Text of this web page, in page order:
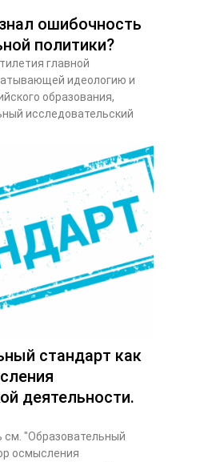
ошибочность
политики?
главной
идеологию и
образования,
исследовательский
стандарт как
деятельности.
"Образовательный
осмысления